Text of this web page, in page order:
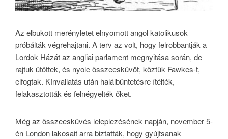
Az elbukott merényletet elnyomott angol katolikusok
próbálták végrehajtani. A terv az volt, hogy felrobbantják a
Lordok Házát az angliai parlament megnyitása során, de
rajtuk ütöttek, és nyolc összeesküvőt, köztük Fawkes-t,
elfogtak. Kínvallatás után halálbüntetésre ítélték,
felakasztották és felnégyelték őket.
Még az összeesküvés leleplezésének napján, november 5-
én London lakosait arra biztatták, hogy gyújtsanak